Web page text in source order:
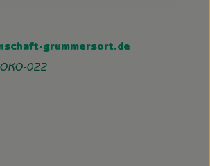
grummersort.de
022